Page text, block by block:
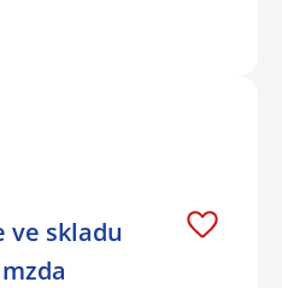
ve skladu